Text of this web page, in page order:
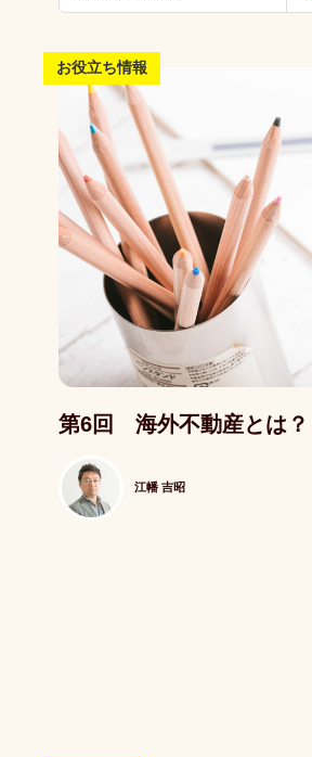
お役立ち情報
第6回 海外不動産とは？
江幡 吉昭